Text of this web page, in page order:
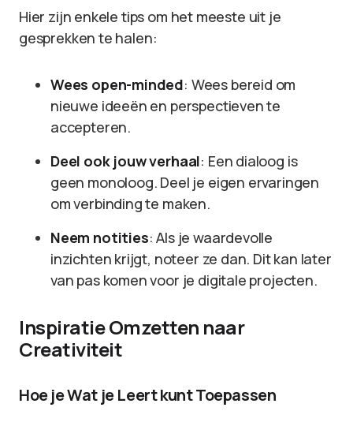
Hier zijn enkele tips om het meeste uit je
gesprekken te halen:
Wees open-minded: Wees bereid om
nieuwe ideeën en perspectieven te
accepteren.
Deel ook jouw verhaal: Een dialoog is
geen monoloog. Deel je eigen ervaringen
om verbinding te maken.
Neem notities: Als je waardevolle
inzichten krijgt, noteer ze dan. Dit kan later
van pas komen voor je digitale projecten.
Inspiratie Omzetten naar
Creativiteit
Hoe je Wat je Leert kunt Toepassen